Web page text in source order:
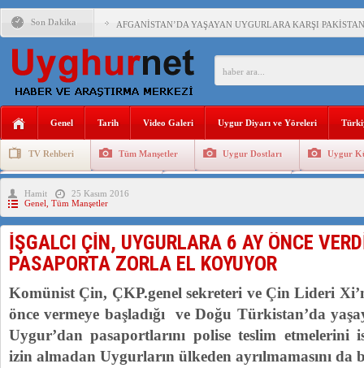
Son Dakika AFGANİSTAN’DA YAŞAYAN UYGURLARA KARŞI
ÇİN’İN DOĞU TÜRKİSTAN’DAKİ UYGULAMALARI
DİYANET AKADEMİSİ BAŞKANI DOÇ.DR.KAAN : DOĞU
ÇİN’İN UYGUR POLİTİKALARINI ÖVEN DİYANET
MHP’DEN URUMÇİ KATLİAMI MESAJİ : 05.07.2009
ÇİN’İN ANKARA BÜYÜKELÇİSİ JİANG’İN TRABZON
Genel Tarih Video Galeri Uygur Diyarı ve Yöreleri
TV Rehberi Tüm Manşetler Uygur Dostları Uygur
Uygurlarda Düğün ve Cenaze
Hamit
25 Kasım 2016
Genel Tüm Manşetler
İŞGALCI ÇİN, UYGURLARA 6 AY ÖNCE
PASAPORTA ZORLA EL KOYUYOR
Komünist Çin, ÇKP.genel sekreteri ve Çin Lideri
önce vermeye başladığı ve Doğu Türkistan’da
Uygur’dan pasaportlarını polise teslim etmelerini
izin almadan Uygurların ülkeden ayrılmamasını da